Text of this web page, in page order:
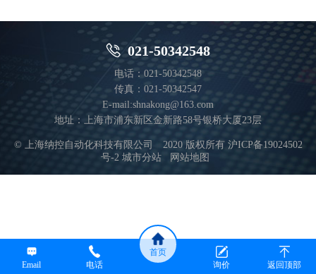
 021-50342548
电话：021-50342548
传真：021-50342547
E-mail:shnakong@163.com
地址：上海市浦东新区金新路58号银桥大厦23层
© 上海纳控自动化科技有限公司 2020 版权所有 沪ICP备19024502
号-2 城市分站 网站地图
Email 电话
首页
询价
返回顶部